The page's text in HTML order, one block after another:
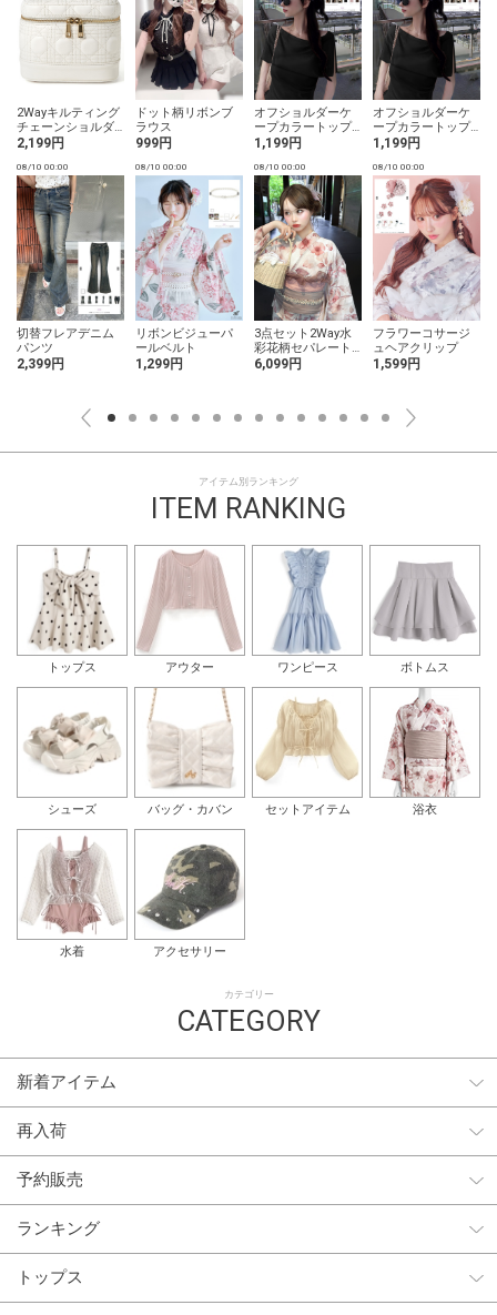
2Wayキルティング
チェーンショルダ
ーバニティバッグ
2,199円
ドット柄リボンブ
ラウス
999円
オフショルダーケ
ープカラートップ
ス1,199円
オフショルダーケ
ープカラートップ
ス1,199円
08/10 00:00
切替フレアデニム
パンツ
2,399円
08/10 00:00
リボンビジューパ
ールベルト
1,299円
08/10 00:00
3点セット2Way水
彩花柄セパレート
浴衣
6,099円
08/10 00:00
フラワーコサージ
ュヘアクリップ
1,599円
アイテム別ランキング
ITEM RANKING
トップス アウター ワンピース ボトムス
シューズ バッグ・カバン セットアイテム 浴衣
水着 アクセサリー
カテゴリー
CATEGORY
新着アイテム
再入荷
予約販売
ランキング
トップス